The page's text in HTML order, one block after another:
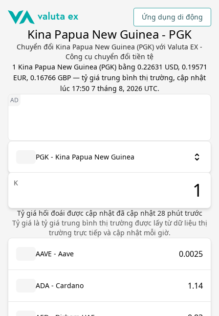
Ứng dụng di động
Kina Papua New Guinea - PGK
Chuyển đổi Kina Papua New Guinea (PGK) với Valuta EX -
Công cụ chuyển đổi tiền tệ
1 Kina Papua New Guinea (PGK) bằng 0.22631 USD, 0.19571
EUR, 0.16766 GBP — tỷ giá trung bình thị trường, cập nhật
lúc 17:50 7 tháng 8, 2026 UTC.
PGK - Kina Papua New Guinea
K
Tỷ giá hối đoái được cập nhật đã cập nhật 28phút trước
Tỷ giá là tỷ giá trung bình thị trường được lấy từ dữ liệu thị
trường trực tiếp và cập nhật mỗi giờ.
AAVE - Aave 0.0025
ADA - Cardano 1.14